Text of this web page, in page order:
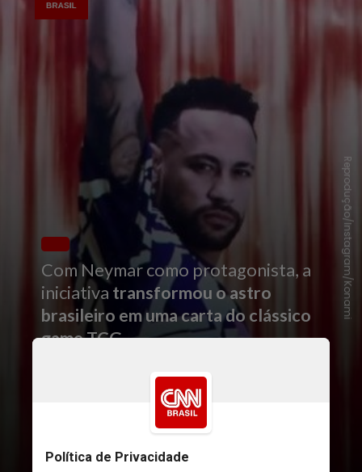
Reprodução/Instagram/Konami
Com Neymar como protagonista, a
iniciativa transformou o astro
brasileiro em uma carta do clássico
game TCG